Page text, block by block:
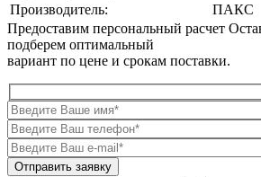
Производитель:
ПАКС
Предоставим персональный расчет
подберем оптимальный
вариант по цене и срокам поставки.